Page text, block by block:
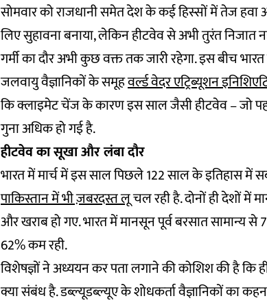
सोमवार को राजधानी समेत देश के कई हिस्सों में तेज हवा
लिए सुहावना बनाया, लेकिन हीटवेव से अभी तुरंत निजात
गर्मी का दौर अभी कुछ वक्त तक जारी रहेगा. इस बीच
जलवायु वैज्ञानिकों के समूहवर्ल्ड वेदर एट्रिब्यूशन
कि क्लाइमेट चेंज के कारण इस साल जैसी हीटवेव – जो
गुना अधिक हो गई है.
हीटवेव का सूखा और लंबा दौर
भारत में मार्च में इस सालपिछले 122 साल के इतिहास में
पाकिस्तान में भी ज़बरदस्त लूचल रही है. दोनों ही देशों में
और खराब हो गए. भारत में मानसून पूर्व बरसात सामान्य
62% कम रही.
विशेषज्ञों ने अध्ययन कर पता लगाने की कोशिश की है
क्या संबंध है. डब्ल्यूडब्ल्यूए के शोधकर्ता वैज्ञानिकों का